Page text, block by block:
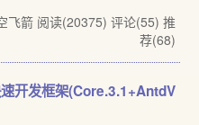
飞箭 阅读(20375) 评论(55) 推
荐(68)
开发框架(Core.3.1+AntdV